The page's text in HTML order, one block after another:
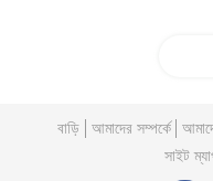
বাড়ি আমাদের সম্পর্কে
সাইট